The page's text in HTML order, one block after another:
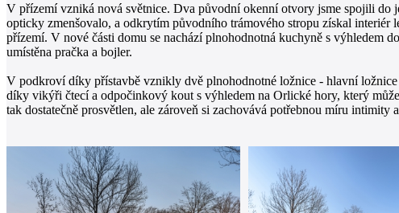
V přízemí vzniká nová světnice. Dva původní okenní otvory jsme spojili do
opticky zmenšovalo, a odkrytím původního trámového stropu získal interiér
přízemí. V nové části domu se nachází plnohodnotná kuchyně s výhledem
umístěna pračka a bojler.
V podkroví díky přístavbě vznikly dvě plnohodnotné ložnice - hlavní
díky vikýři čtecí a odpočinkový kout s výhledem na Orlické hory, který
tak dostatečně prosvětlen, ale zároveň si zachovává potřebnou míru intimity